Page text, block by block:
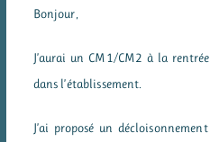
Bonjour,
J’aurai un CM1/CM2 à la
dans l’établissement.
J’ai proposé un